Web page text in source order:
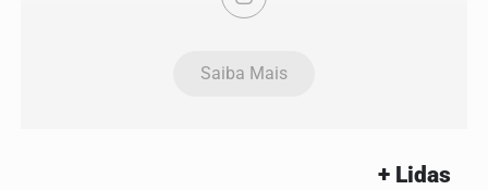
Saiba Mais
+ Lidas